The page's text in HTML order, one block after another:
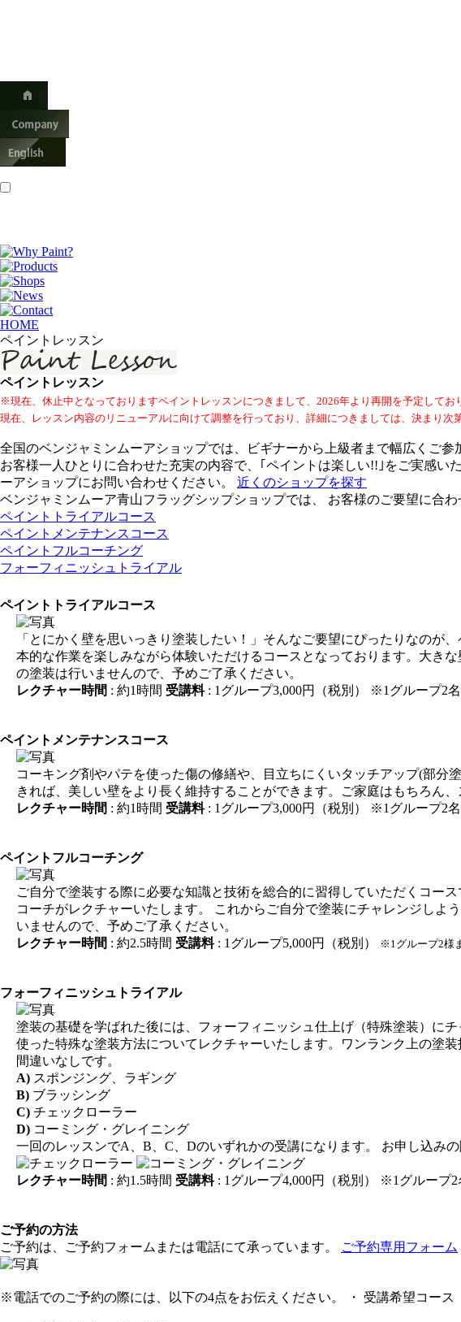
HOME
ペイントレッスン
ペイントレッスン
※現在、休止中となっておりますペイントレッスンにつきまして、2026年より再開を予定してお
現在、レッスン内容のリニューアルに向けて調整を行っており、詳細につきましては、決まり次
全国のベンジャミンムーアショップでは、ビギナーから上級者まで幅広くご
お客様一人ひとりに合わせた充実の内容で、｢ペイントは楽しい!!｣をご実感
ーアショップにお問い合わせください。 近くのショップを探す
ベンジャミンムーア青山フラッグシップショップでは、 お客様のご要望に合わ
ペイントトライアルコース
ペイントメンテナンスコース
ペイントフルコーチング
フォーフィニッシュトライアル
ペイントトライアルコース
「とにかく壁を思いっきり塗装したい！」そんなご要望にぴったりなの
本的な作業を楽しみながら体験いただけるコースとなっております。大き
の塗装は行いませんので、予めご了承ください。
レクチャー時間 : 約1時間 受講料: 1グループ3,000円（税別） ※1グループ2
ペイントメンテナンスコース
コーキング剤やパテを使った傷の修繕や、目立ちにくいタッチアップ(部
きれば、美しい壁をより長く維持することができます。ご家庭はもちろん
レクチャー時間 : 約1時間 受講料: 1グループ3,000円（税別） ※1グループ2
ペイントフルコーチング
ご自分で塗装する際に必要な知識と技術を総合的に習得していただくコー
コーチがレクチャーいたします。 これからご自分で塗装にチャレンジし
いませんので、予めご了承ください。
レクチャー時間 : 約2.5時間 受講料: 1グループ5,000円（税別） ※1グループ2様
フォーフィニッシュトライアル
塗装の基礎を学ばれた後には、フォーフィニッシュ仕上げ（特殊塗装）に
使った特殊な塗装方法についてレクチャーいたします。ワンランク上の塗
間違いなしです。
A) スポンジング、ラギング
B) ブラッシング
C) チェックローラー
D) コーミング・グレイニング
一回のレッスンでA、B、C、Dのいずれかの受講になります。 お申し込み
レクチャー時間 : 約1.5時間 受講料: 1グループ4,000円（税別） ※1グループ2
ご予約の方法
ご予約は、ご予約フォームまたは電話にて承っています。
ご予約専用フォーム
※電話でのご予約の際には、以下の4点をお伝えください。 ・ 受講希望コー